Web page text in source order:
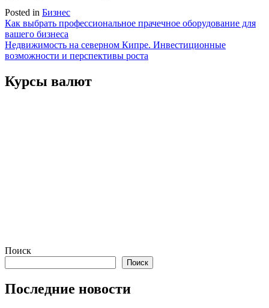
Posted in Бизнес
Навигация
по
записям
Как выбрать профессиональное прачечное оборудование для
вашего бизнеса
Недвижимость на северном Кипре. Инвестиционные
возможности и перспективы роста
Курсы валют
Поиск
Поиск
Последние новости